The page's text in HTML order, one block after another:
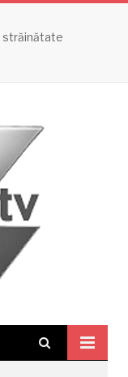
străinătate